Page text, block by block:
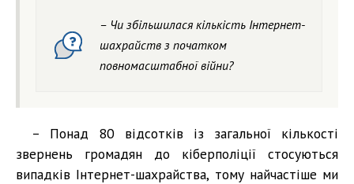
– Чи збільшилася кількість Інтернет-
шахрайств з початком
повномасштабної війни?
– Понад 80 відсотків із загальної кількості
звернень громадян до кіберполіції стосуються
випадків Інтернет-шахрайства, тому найчастіше ми